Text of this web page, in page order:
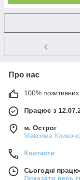
Про нас
100% позитивних
Працює з
м. Острог
Максима
Контакти
Сьогодні
Показати весь